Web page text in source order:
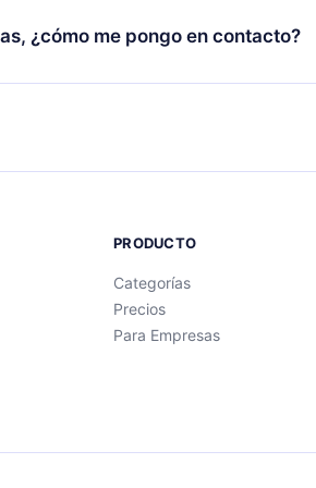
no ocurrirá.
¿cómo me pongo en contacto?
ensupport@12min.com.
PRODUCTO
Categorías
Precios
Para Empresas